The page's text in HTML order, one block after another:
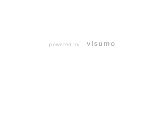
powered by